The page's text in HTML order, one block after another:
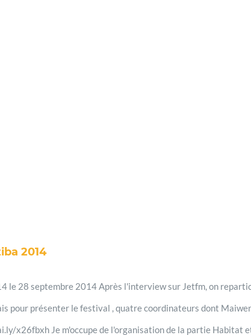
2014
le 28 septembre 2014 Après l'interview sur Jetfm, on
pour présenter le festival , quatre coordinateurs dont
x26fbxh Je m'occupe de l'organisation de la partie Habitat